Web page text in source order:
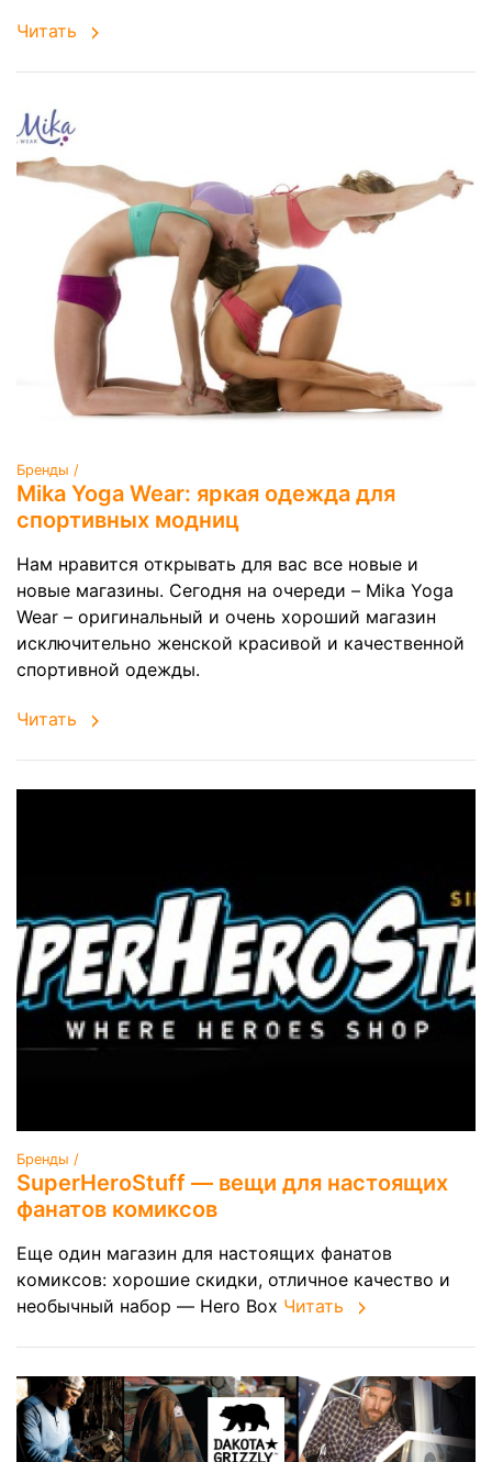
Читать
Бренды /
Mika Yoga Wear: яркая одежда для
спортивных модниц
Нам нравится открывать для вас все новые и
новые магазины. Сегодня на очереди – Mika Yoga
Wear – оригинальный и очень хороший магазин
исключительно женской красивой и качественной
спортивной одежды.
Читать
Бренды /
SuperHeroStuff — вещи для настоящих
фанатов комиксов
Еще один магазин для настоящих фанатов
комиксов: хорошие скидки, отличное качество и
необычный набор — Hero Box Читать